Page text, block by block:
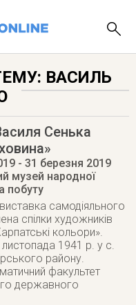
ВАСИЛЬ
Сенька
- 31 березня 2019
музей народної
побуту
самодіяльного
спілки художників
кольори».
1941 р. у с.
району.
факультет
державного